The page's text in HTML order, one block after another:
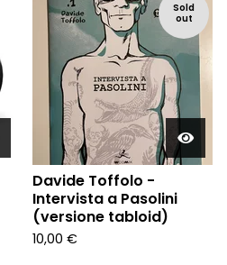
Sold
out
Davide Toffolo -
Intervista a Pasolini
(versione tabloid)
10,00 €